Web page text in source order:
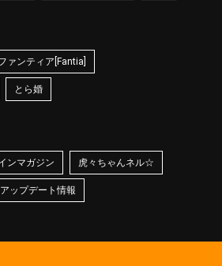
ァンティア[Fantia]
とら婚
ンマガジン 虎々ちゃんネル☆
ップデート情報